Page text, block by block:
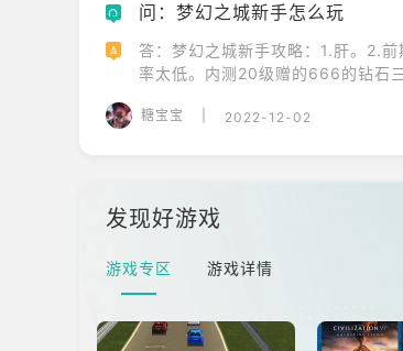
Q 问：梦幻之城新手怎么玩
A
答：梦幻之城新手攻略：1.肝。2.
率太低。内测20级赠的666的钻石
材。6.前期钻石比较多，可以升级
糖宝宝 2022-12-02
发现好游戏
游戏专区 游戏详情